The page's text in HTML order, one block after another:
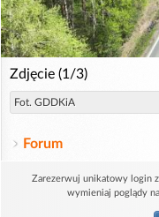
Zdjęcie (1/3)
Fot. GDDKiA
Forum
Zarezerwuj unikatowy login
wymieniaj poglądy